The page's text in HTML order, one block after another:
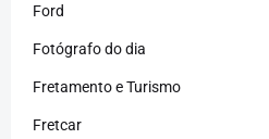
Ford
Fotógrafo do dia
Fretamento e Turismo
Fretcar